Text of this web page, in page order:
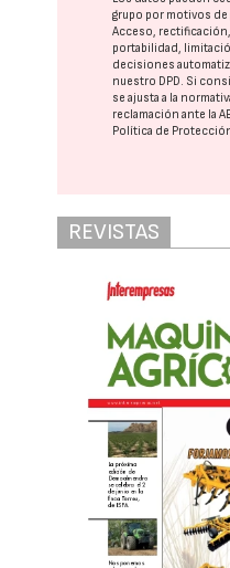
grupo por motivos
Acceso,
portabilidad,
decisiones
nuestro DPD. Si
se ajusta a la
reclamación ante la
Política de
REVISTAS